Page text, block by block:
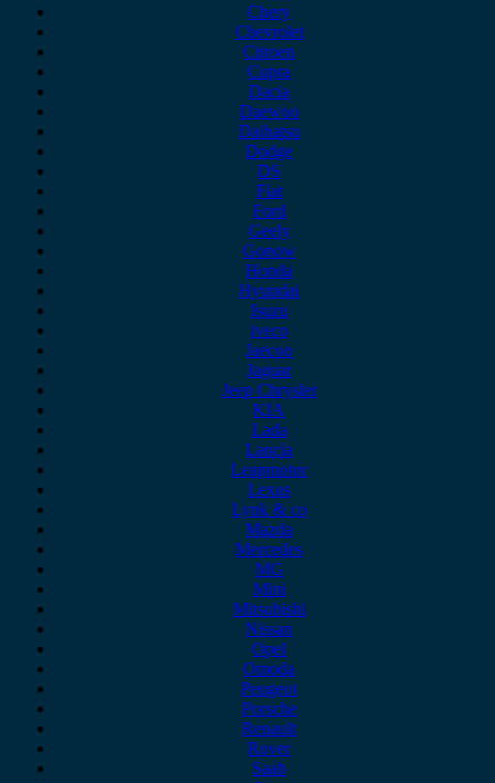
Chery
Chevrolet
Citroen
Cupra
Dacia
Daewoo
Daihatsu
Dodge
DS
Fiat
Ford
Geely
Gonow
Honda
Hyundai
Isuzu
iveco
Jaecoo
Jaguar
Jeep Chrysler
KIA
Lada
Lancia
Leapmotor
Lexus
Lynk & co
Mazda
Mercedes
MG
Mini
Mitsubishi
Nissan
Opel
Omoda
Peugeot
Porsche
Renault
Rover
Saab